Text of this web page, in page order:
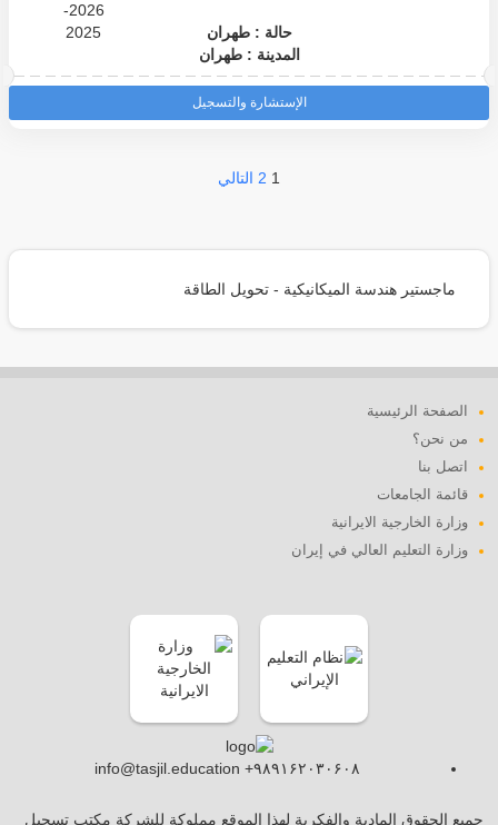
حالة : طهران
المدينة : طهران
الإستشارة والتسجيل
2 التالي
ماجستير هندسة الميكانيكية - تحويل الطاقة
الصفحة الرئيسية
من نحن؟
اتصل بنا
قائمة الجامعات
وزارة الخارجية الايرانية
وزارة التعليم العالي في إيران
info@tasjil.education +۹۸۹۱۶۲۰۳۰۶۰۸
جميع الحقوق المادية والفكرية لهذا الموقع مملوكة للشركة مكتب تسجيل